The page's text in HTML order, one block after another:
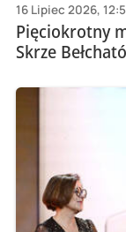
16 Lipiec 2026,
Pięciokrotny
Skrze